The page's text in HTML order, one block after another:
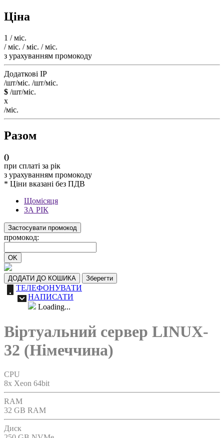
Ціна
1 / міс.
/ міс. / міс. / міс.
з урахуванням промокоду
Додаткові IP
/шт/міс. /шт/міс.
$ /шт/міс.
x
/міс.
Разом
()
при сплаті за рік
з урахуванням промокоду
* Ціни вказані без ПДВ
Щомісяця
ЗА РІК
Застосувати промокод
промокод:
OK
ДОДАТИ ДО КОШИКА Зберегти
ТЕЛЕФОНУВАТИ
НАПИСАТИ
Loading...
Віртуальний сервер LINUX-
32 (Німеччина)
CPU
8x Xeon 64bit
RAM
32 GB RAM
Диск